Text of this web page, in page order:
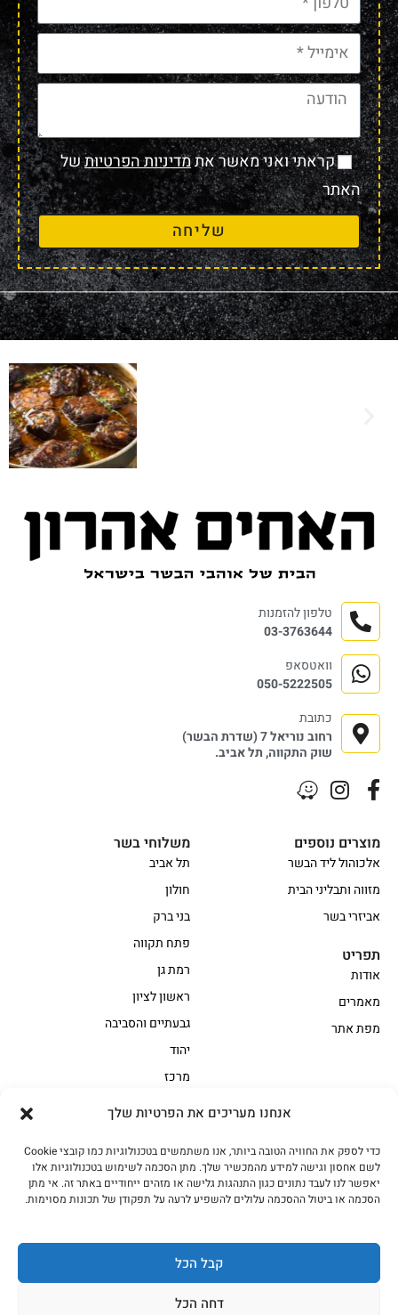
אנחנו מעריכים את הפרטיות שלך
כדי לספק את החוויה הטובה ביותר, אנו משתמשים בטכנולוגיות כמו קובצי Cookie
לשם אחסון וגישה למידע מהמכשיר שלך. מתן הסכמה לשימוש בטכנולוגיות אלו
יאפשר לנו לעבד נתונים כגון התנהגות גלישה או מזהים ייחודיים באתר זה. אי מתן
הסכמה או ביטול ההסכמה עלולים להשפיע לרעה על תפקודן של תכונות מסוימות.
קבל הכל
דחה הכל
קראתי ואני מאשר אתמדיניות הפרטיותשל
האתר
שליחה
אווז
בשר בקר משובח
בשר בקר עגלה משובח
בשר למעשנת
הודו
חלקים אחוריים
מיוחדי מסורת1
נתחי פנים
עוף
משלוחי בשר
תל אביב
חולון
בני ברק
פתח תקווה
רמת גן
ראשון לציון
גבעתיים והסביבה
יהוד
מרכז
מוצרים נוספים
אלכוהול ליד הבשר
מזווה ותבליני הבית
אביזרי בשר
תפריט
אודות
מאמרים
מפת אתר
טלפון להזמנות
03-3763644
וואטסאפ
050-5222505
כתובת
רחוב נוריאל 7 (שדרת הבשר)
שוק התקווה, תל אביב.